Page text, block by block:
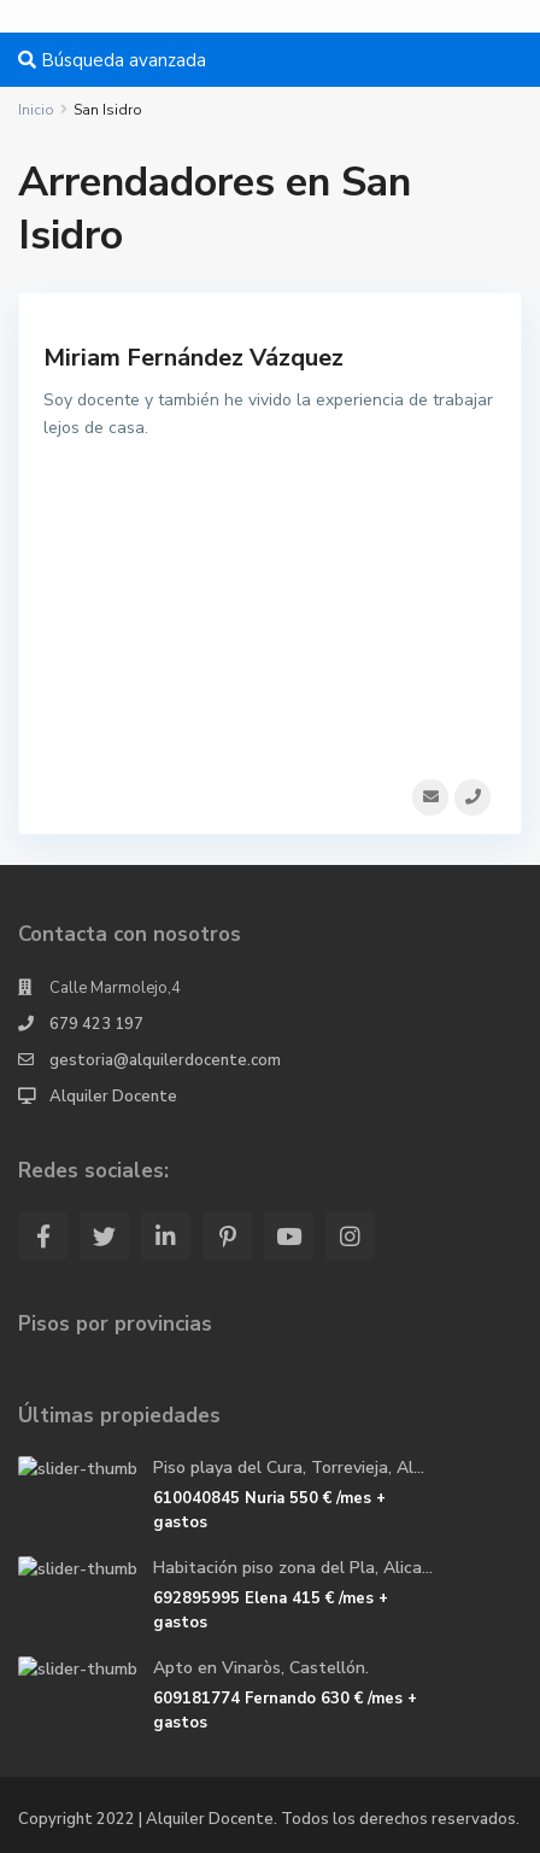
Búsqueda avanzada
Inicio San Isidro
Arrendadores en San
Isidro
Miriam Fernández Vázquez
Soy docente y también he vivido la experiencia de trabajar
lejos de casa.
Contacta con nosotros
Calle Marmolejo,4
679 423 197
gestoria@alquilerdocente.com
Alquiler Docente
Redes sociales:
Pisos por provincias
Últimas propiedades
Piso playa del Cura, Torrevieja, Al...
610040845 Nuria 550 €/mes +
gastos
Habitación piso zona del Pla, Alica...
692895995 Elena 415 €/mes +
gastos
Apto en Vinaròs, Castellón.
609181774 Fernando 630 €/mes +
gastos
Copyright 2022 | Alquiler Docente. Todos los derechos reservados.